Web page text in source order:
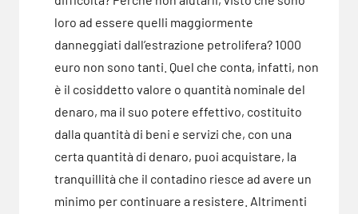
loro ad essere quelli maggiormente
danneggiati dall’estrazione petrolifera? 1000
euro non sono tanti. Quel che conta, infatti, non
è il cosiddetto valore o quantità nominale del
denaro, ma il suo potere effettivo, costituito
dalla quantità di beni e servizi che, con una
certa quantità di denaro, puoi acquistare, la
tranquillità che il contadino riesce ad avere un
minimo per continuare a resistere. Altrimenti